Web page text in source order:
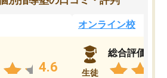
4.6
オンライン校
生徒
総合評価